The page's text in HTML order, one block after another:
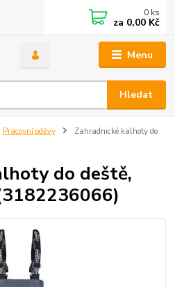
Menu
Hledat
0 ks
za 0,00 Kč
Pracovní oděvy
Zahradnické kalhoty do
do deště,